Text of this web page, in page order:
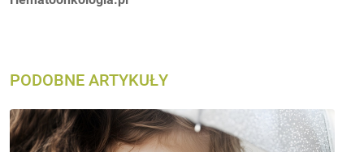
PODOBNE ARTYKUŁY